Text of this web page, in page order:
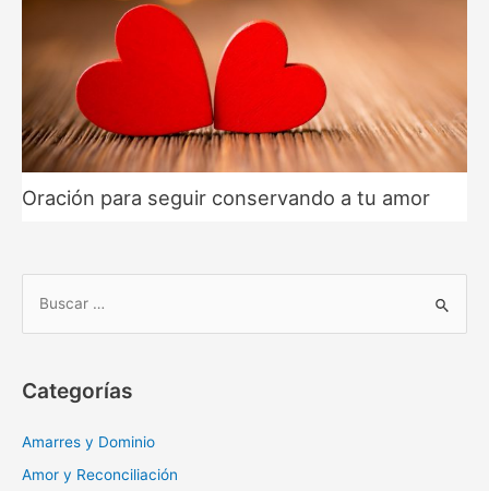
Oración para seguir conservando a tu amor
r
Categorías
Amarres y Dominio
Amor y Reconciliación